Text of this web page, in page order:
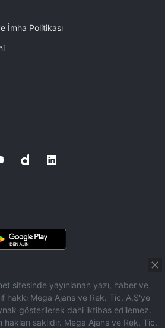
İmha Politikası
sitesinde yayınlanan yazı, haber ve
hakkı Mega Ajans ve Rek. Tic. A.Ş'ye
gösterilerek dahi iktibas edilemez.
saklıdır. Mega Ajans ve Rek. Tic.